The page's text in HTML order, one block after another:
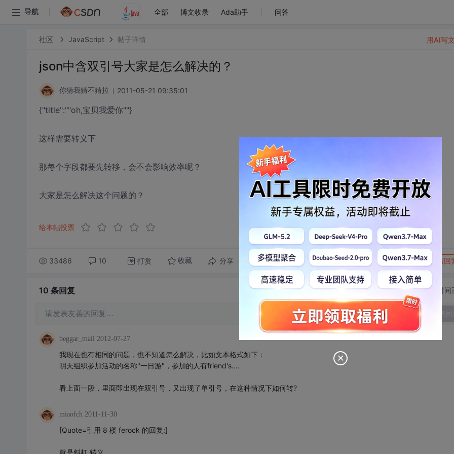
导航 全部 博文收录 Ada助手 问答
社区 JavaScript 帖子详情
json中含双引号大家是怎么解决的？
你猜我猜不猜拉 2011-05-21 09:35:01
{"title":""oh,宝贝我爱你""}
这样需要转义下
那每个字段都要先转移，会不会影响效率呢？
大家是怎么解决这个问题的？
给本帖投票
33486 10 打赏 收藏 分享 转发到动态 举报 写回
用AI写
10 条回复 切换为时间
请发表友善的回复…
beggar_mail 2012-07-27
我现在也有相同的问题，也不知道怎么解决，比如文本格式如下：
明天组织参加活动的名称"一日游"，参加的人有friend's....
看上面一段，里面即出现在双引号，又出现了单引号，在这种情况下如何转?
miaofch 2011-11-30
[Quote=引用 8 楼 ferock 的回复:]
就是斜杠 转义